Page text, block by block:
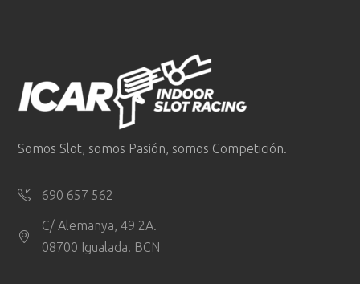
Somos Slot, somos Pasión, somos Competición.
690 657 562
C/ Alemanya, 49 2A.
08700 Igualada. BCN